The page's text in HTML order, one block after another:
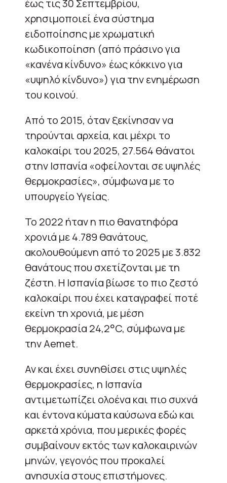
έως τις 30 Σεπτεμβρίου,
χρησιμοποιεί ένα σύστημα
ειδοποίησης με χρωματική
κωδικοποίηση (από πράσινο για
«κανένα κίνδυνο» έως κόκκινο για
«υψηλό κίνδυνο») για την ενημέρωση
του κοινού.
Από το 2015, όταν ξεκίνησαν να
τηρούνται αρχεία, και μέχρι το
καλοκαίρι του 2025, 27.564 θάνατοι
στην Ισπανία «οφείλονται σε υψηλές
θερμοκρασίες», σύμφωνα με το
υπουργείο Υγείας.
Το 2022 ήταν η πιο θανατηφόρα
χρονιά με 4.789 θανάτους,
ακολουθούμενη από το 2025 με 3.832
θανάτους που σχετίζονται με τη
ζέστη. Η Ισπανία βίωσε το πιο ζεστό
καλοκαίρι που έχει καταγραφεί ποτέ
εκείνη τη χρονιά, με μέση
θερμοκρασία 24,2°C, σύμφωνα με
την Aemet.
Αν και έχει συνηθίσει στις υψηλές
θερμοκρασίες, η Ισπανία
αντιμετωπίζει ολοένα και πιο συχνά
και έντονα κύματα καύσωνα εδώ και
αρκετά χρόνια, που μερικές φορές
συμβαίνουν εκτός των καλοκαιρινών
μηνών, γεγονός που προκαλεί
ανησυχία στους επιστήμονες.